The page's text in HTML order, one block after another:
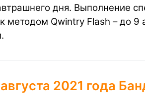
дня. Выполнение
методом Qwintry Flash – до 9
2021 года